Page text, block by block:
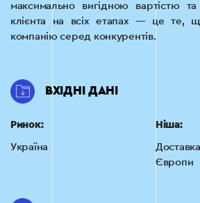
максимально вигідною вартістю
клієнта на всіх етапах — це те,
компанію серед конкурентів.
ВХІДНІ ДАНІ
Ринок:
Україна
Ніша:
Європи